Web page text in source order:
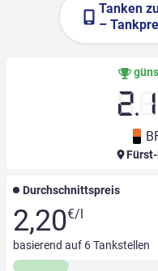
Tanken
–
Fürst-
Durchschnittspreis
2,20€/l
basierend auf 6Tankstellen